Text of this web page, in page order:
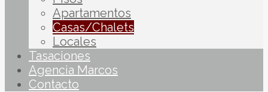
Apartamentos
Casas/Chalets
Locales
Tasaciones
Agencia Marcos
Contacto